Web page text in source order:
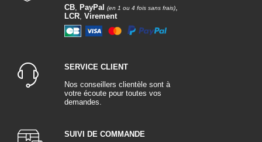
CB, PayPal (en 1 ou 4 fois sans frais),
LCR, Virement
SERVICE CLIENT
Nos conseillers clientèle sont à
votre écoute pour toutes vos
demandes.
SUIVI DE COMMANDE